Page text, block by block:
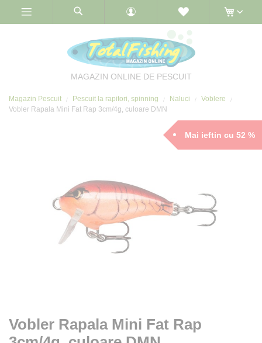
MAGAZIN ONLINE DE PESCUIT
Magazin Pescuit Pescuit la rapitori, spinning Naluci
Voblere
Vobler Rapala Mini Fat Rap 3cm/4g, culoare DMN
Vobler Rapala Mini Fat Rap
Mai ieftin cu 52 %